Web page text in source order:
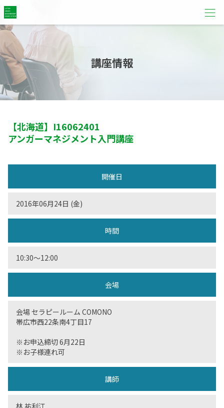
講座情報
【北海道】 I16062401
アンガーマネジメント入門講座
開催日
2016年06月24日 (金)
時間
10:30〜12:00
会場
会場 セラピールーム COMONO
帯広市西22条南4丁目17
※お申込締切 6月22日
※お子様連れ可
講師
林 祐利江